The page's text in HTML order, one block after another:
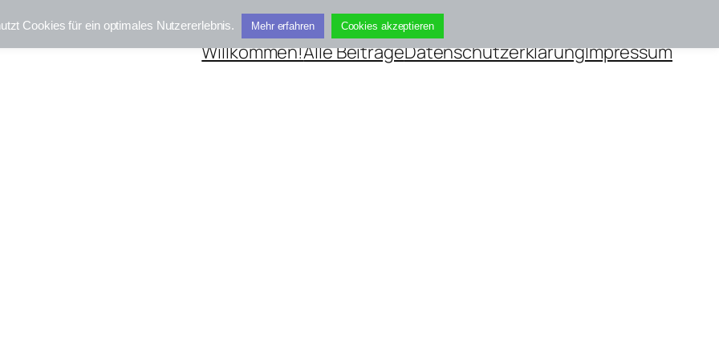
Willkommen!Alle BeiträgeDatenschutzerklärungImpressum
Cookies für ein optimales Nutzererlebnis. Mehr erfahren Cookies akzeptieren